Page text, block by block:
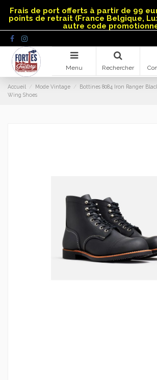
Frais de port offerts à partir de 99
points de retrait (France Belgique,
autre code
Menu Rechercher
Accueil Mode Vintage
Bottines 8084 Iron Ranger
Wing Shoes